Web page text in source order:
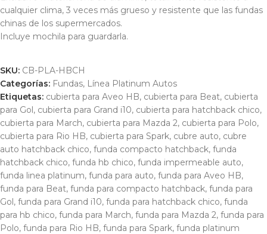
cualquier clima, 3 veces más grueso y resistente que las fundas
chinas de los supermercados.
Incluye mochila para guardarla.
SKU: CB-PLA-HBCH
Categorías: Fundas, Línea Platinum Autos
Etiquetas: cubierta para Aveo HB, cubierta para Beat, cubierta
para Gol, cubierta para Grand i10, cubierta para hatchback chico,
cubierta para March, cubierta para Mazda 2, cubierta para Polo,
cubierta para Rio HB, cubierta para Spark, cubre auto, cubre
auto hatchback chico, funda compacto hatchback, funda
hatchback chico, funda hb chico, funda impermeable auto,
funda linea platinum, funda para auto, funda para Aveo HB,
funda para Beat, funda para compacto hatchback, funda para
Gol, funda para Grand i10, funda para hatchback chico, funda
para hb chico, funda para March, funda para Mazda 2, funda para
Polo, funda para Rio HB, funda para Spark, funda platinum